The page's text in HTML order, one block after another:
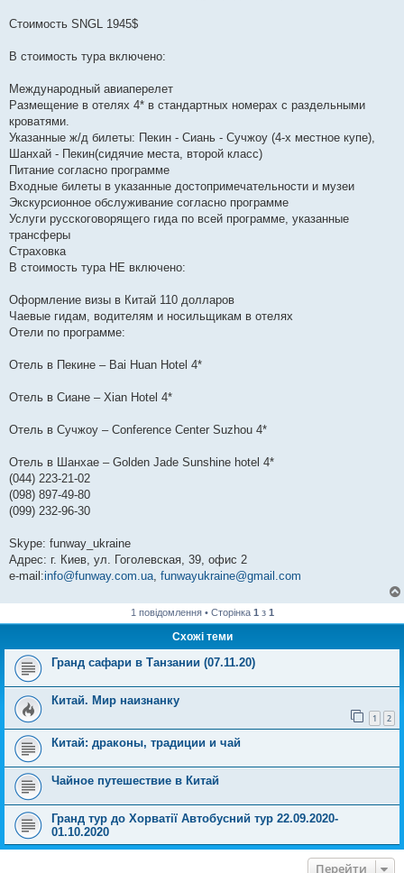
Стоимость SNGL 1945$
В стоимость тура включено:
Международный авиаперелет
Размещение в отелях 4* в стандартных номерах с раздельными
кроватями.
Указанные ж/д билеты: Пекин - Сиань - Сучжоу (4-х местное купе),
Шанхай - Пекин(сидячие места, второй класс)
Питание согласно программе
Входные билеты в указанные достопримечательности и музеи
Экскурсионное обслуживание согласно программе
Услуги русскоговорящего гида по всей программе, указанные
трансферы
Страховка
В стоимость тура НЕ включено:
Оформление визы в Китай 110 долларов
Чаевые гидам, водителям и носильщикам в отелях
Отели по программе:
Отель в Пекине – Bai Huan Hotel 4*
Отель в Сиане – Xian Hotel 4*
Отель в Сучжоу – Conference Center Suzhou 4*
Отель в Шанхае – Golden Jade Sunshine hotel 4*
(044) 223-21-02
(098) 897-49-80
(099) 232-96-30
Skype: funway_ukraine
Адрес: г. Киев, ул. Гоголевская, 39, офис 2
e-mail:info@funway.com.ua, funwayukraine@gmail.com
1 повідомлення • Сторінка 1 з 1
Схожі теми
Гранд сафари в Танзании (07.11.20)
Китай. Мир наизнанку
1 2
Китай: драконы, традиции и чай
Чайное путешествие в Китай
Гранд тур до Хорватії Автобусний тур 22.09.2020-
01.10.2020
Перейти